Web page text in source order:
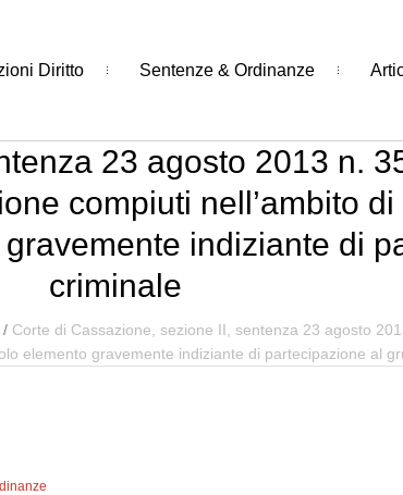
Diritto Sentenze & Ordinanze
23 agosto 2013 n.
compiuti nell’ambito
indiziante di
criminale
/ Corte di Cassazione, sezione II, sentenza 23 agosto
elemento gravemente indiziante di partecipazione al